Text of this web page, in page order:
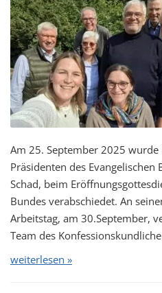
Am 25. September 2025
Präsidenten des Evangelischen
Schad, beim
Bundes verabschiedet. An
Arbeitstag, am 30.September,
Team des
weiterlesen »